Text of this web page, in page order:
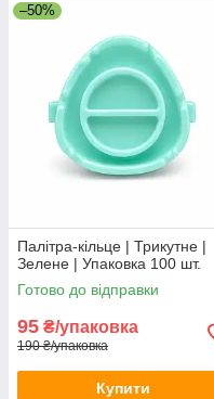
–50%
Палітра-кільце | Трикутне |
Зелене | Упаковка 100 шт.
Готово до відправки
95 ₴/упаковка
190 ₴/упаковка
Купити